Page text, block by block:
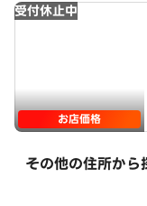
受付休止中
お店価格
その他の住所から